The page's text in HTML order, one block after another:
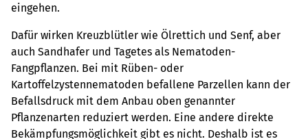
eingehen.
Dafür wirken Kreuzblütler wie Ölrettich und Senf, aber
auch Sandhafer und Tagetes als Nematoden-
Fangpflanzen. Bei mit Rüben- oder
Kartoffelzystennematoden befallene Parzellen kann der
Befallsdruck mit dem Anbau oben genannter
Pflanzenarten reduziert werden. Eine andere direkte
Bekämpfungsmöglichkeit gibt es nicht. Deshalb ist es